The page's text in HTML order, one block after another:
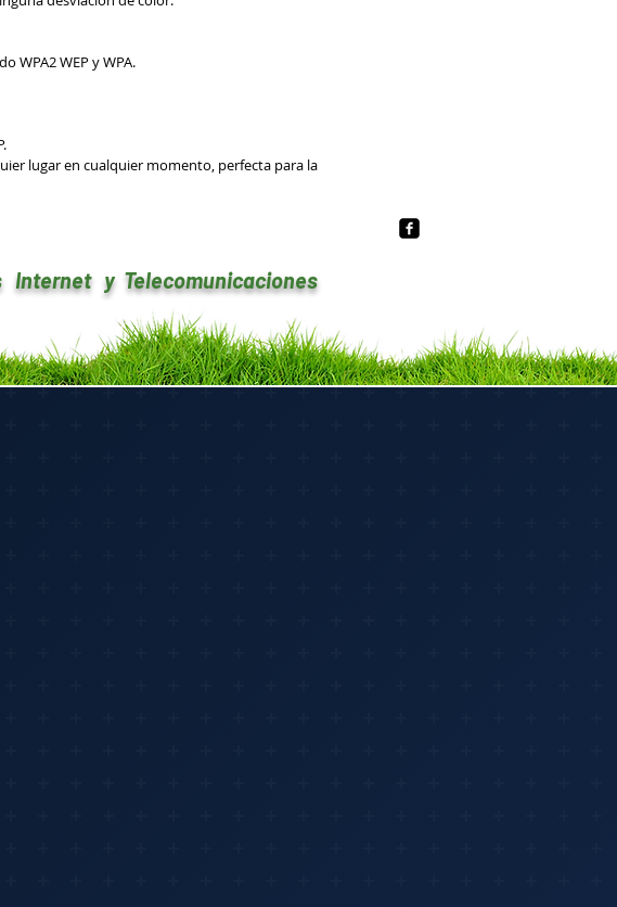
WPA2 WEP y WPA.
lugar en cualquier momento, perfecta para la
Internet y Telecomunicaciones